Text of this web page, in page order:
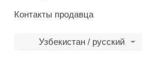
Контакты продавца
Узбекистан / русский